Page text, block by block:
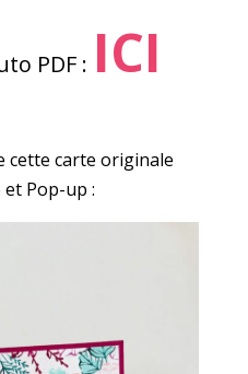
PDF : ICI
cette carte originale
Pop-up :